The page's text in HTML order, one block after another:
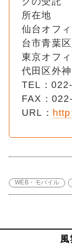
所在地
仙台オフ
台市青葉
東京オフ
代田区外
TEL：
FAX：
URL：
WEB・モバイル
風